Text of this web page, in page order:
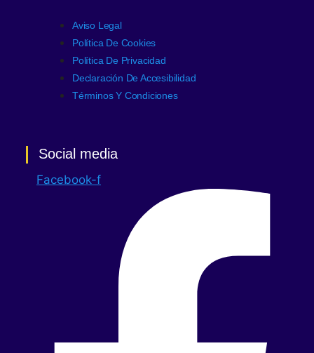
Aviso Legal
Política De Cookies
Política De Privacidad
Declaración De Accesibilidad
Términos Y Condiciones
Social media
Facebook-f